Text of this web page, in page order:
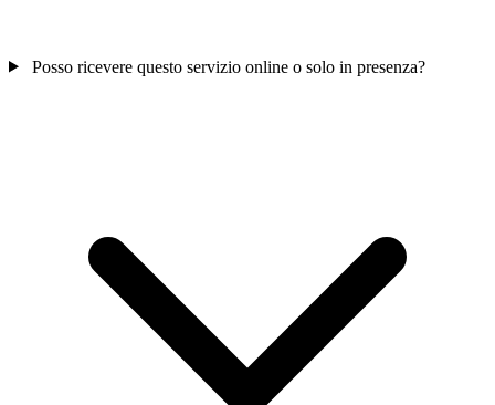
Posso ricevere questo servizio online o solo in presenza?